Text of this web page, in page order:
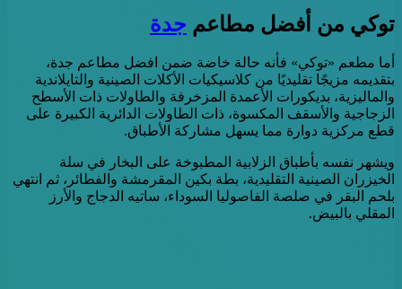
توكي من أفضل مطاعم جدة
أما مطعم «توكي» فأنه حالة خاضة ضمن افضل مطاعم جدة،
بتقديمه مزيجًا تقليديًا من كلاسيكيات الأكلات الصينية والتايلاندية
والماليزية، بديكورات الأعمدة المزخرفة والطاولات ذات الأسطح
الزجاجية والأسقف المكسوة، ذات الطاولات الدائرية الكبيرة على
قطع مركزية دوارة مما يسهل مشاركة الأطباق.
ويشهر نفسه بأطباق الزلابية المطبوخة على البخار في سلة
الخيزران الصينية التقليدية، بطة بكين المقرمشة والفطائر، ثم انتهي
بلحم البقر في صلصة الفاصوليا السوداء، ساتيه الدجاج والأرز
المقلي بالبيض.